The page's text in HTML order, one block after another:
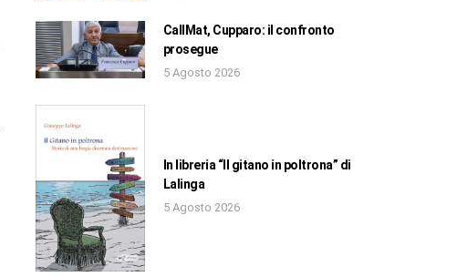
CallMat, Cupparo: il confronto
prosegue
5 Agosto 2026
In libreria “Il gitano in poltrona” di
Lalinga
5 Agosto 2026